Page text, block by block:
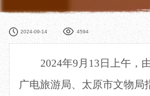
请
2024-09-14 4594
2024年9月13日上午，
广电旅游局、太原市文物局